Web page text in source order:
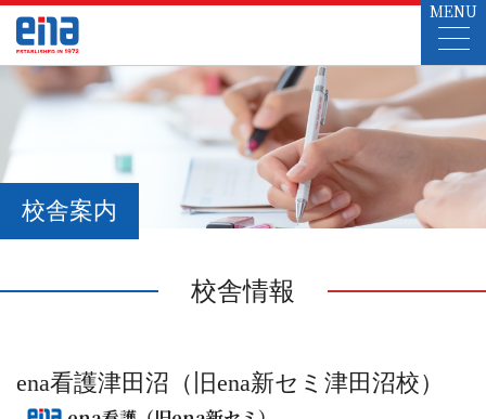
MENU
校舎案内
校舎情報
ena看護津田沼（旧ena新セミ津田沼校）